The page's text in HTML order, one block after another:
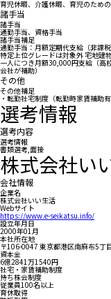
育児休暇、介護休暇、育児のため
諸手当
諸手当
通勤手当、資格手当
諸手当補足
通勤手当：月額定期代支給（非課
特定上位グレードは対象外 宅地建
一人につき月額30,000円支給（高
会社が補助）
その他
その他補足
・転勤社宅制度（転勤時家賃補助
選考情報
選考内容
選考情報
書類選考,面接
株式会社い
会社情報
企業名
株式会社いい生活
Webサイト
https://www.e-seikatsu.info/
設立年月日
2000年01月
本社所在地
〒106-0047 東京都港区南麻布5丁
資本金
6億2841万1540円
社宅・家賃補助制度
持ち株会制度
従業員100名以上
育休取得